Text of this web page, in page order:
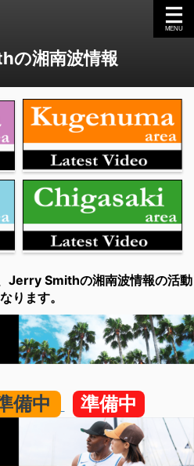
の湘南波情報
Jerry Smithの湘南波情報の活動
ります。
備中 準備中